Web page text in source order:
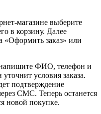
магазине выберите
в корзину. Далее
«Оформить заказ» или
напишите ФИО, телефон и
условия заказа.
подтверждение
СМС. Теперь останется
новой покупке.